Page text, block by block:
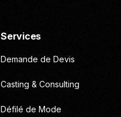
Services
Demande de Devis
Casting & Consulting
Défilé de Mode